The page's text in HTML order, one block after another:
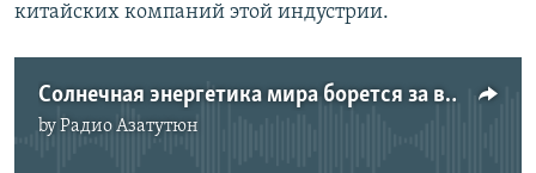
китайских компаний этой индустрии.
Солнечная энергетика мира борется за выживание. Из программы "Экономическая среда", 20.04.2012
byРадио Азатутюн
No media source currently available